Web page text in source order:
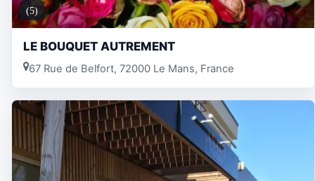
(5)
LE BOUQUET AUTREMENT
67 Rue de Belfort, 72000 Le Mans, France